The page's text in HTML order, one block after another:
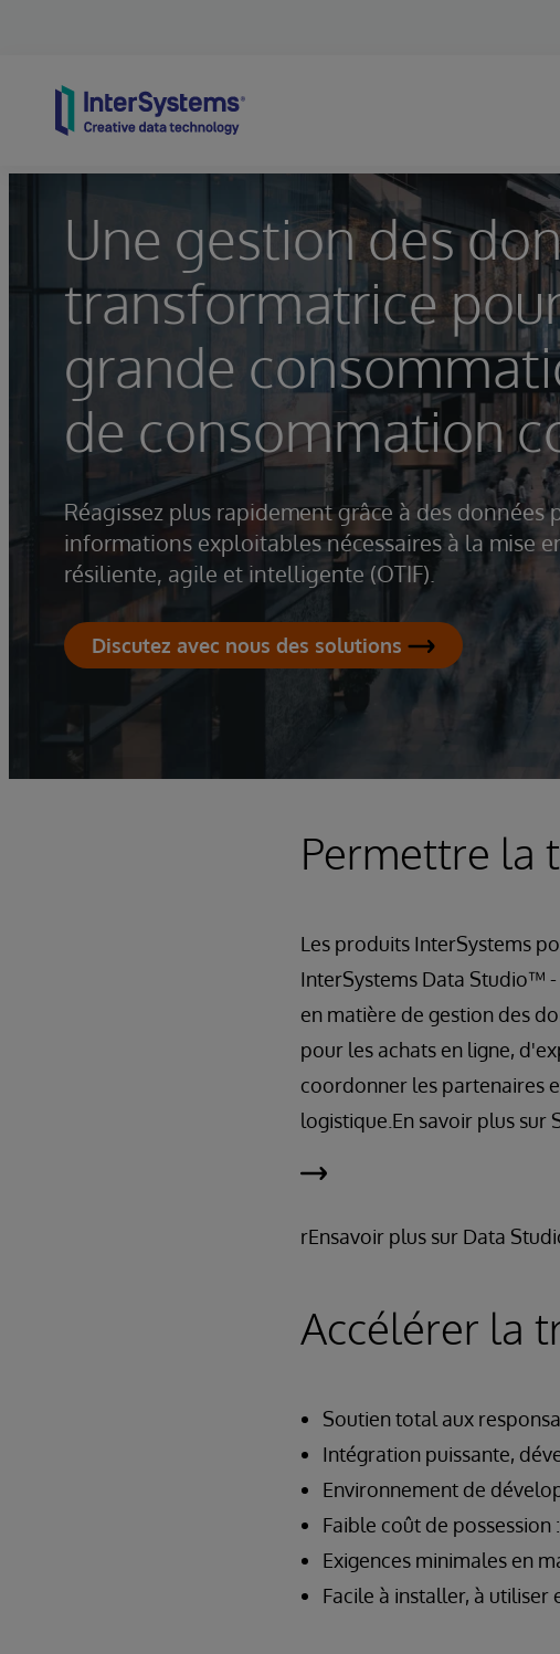
Une gestion des
transformatrice
grande
de consommation
Réagissez plus rapidement grâce à des
informations exploitables nécessaires à la mise
résiliente, agile et intelligente (OTIF).
Discutez avec nous des solutions
Permettre la
Les produits InterSystems
InterSystems Data Studio™
en matière de gestion des
pour les achats en ligne,
coordonner les partenaires
logistique.En savoir plus sur
rEnsavoir plus sur Data
Accélérer la
Soutien total aux
Intégration puissante,
Environnement de
Faible coût de
Exigences minimales en
Facile à installer, à utiliser